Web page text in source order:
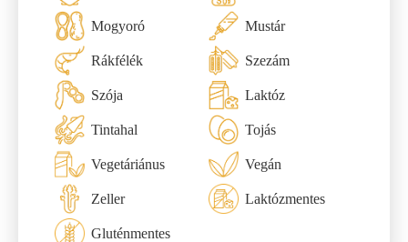
Mogyoró Mustár
Rákfélék Szezám
Szója Laktóz
Tintahal Tojás
Vegetáriánus Vegán
Zeller Laktózmentes
Gluténmentes